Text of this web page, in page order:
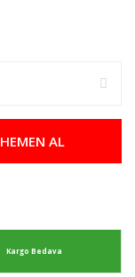
HEMEN AL
Kargo Bedava